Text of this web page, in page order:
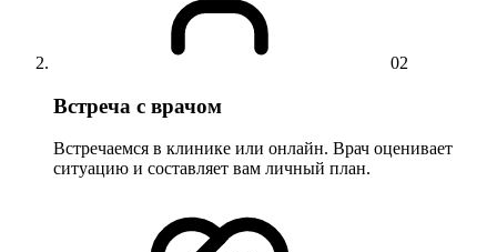
02
Встреча с врачом
Встречаемся в клинике или онлайн. Врач оценивает
ситуацию и составляет вам личный план.